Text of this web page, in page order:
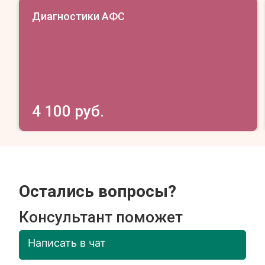
Диагностики АФС
4 100 руб.
Остались вопросы?
Консультант поможет
Написать в чат